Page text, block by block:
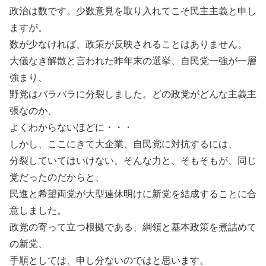
政治は数です。少数意見を取り入れてこそ民主主義と申し
ますが。
数が少なければ、政策が反映されることはありません。
大儀なき解散と言われた昨年末の選挙、自民党一強が一層
強まり、
野党はバラバラに分裂しました。どの政党がどんな主義主
張なのか、
よくわからないほどに・・・
しかし、ここにきて大企業、自民党に対抗するには、
分裂していてはいけない。そんな力と、そもそもが、同じ
党だったのだからと、
民進と希望両党が大型連休明けに新党を結成することに合
意しました。
政党の寄って立つ根拠である、綱領と基本政策を煮詰めて
の新党、
手順としては、申し分ないのではと思います。